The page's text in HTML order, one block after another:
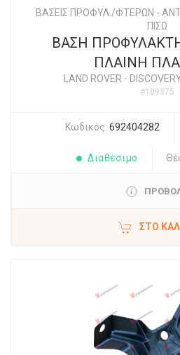
ΒΑΣΕΙΣ ΠΡΟΦΥΛ./ΦΤΕΡΩΝ -
ΠΙΣΩ
ΒΑΣΗ
ΠΛΑΙΝΗ
LAND ROVER -
#189375
Κωδικός: 692404282
Διαθέσιμο
ΣΤΟ